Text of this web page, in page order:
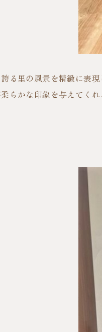
る里の風景を精緻に表現
らかな印象を与えてくれ